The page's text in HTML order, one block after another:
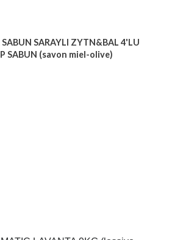
SABUN SARAYLI ZYTN&BAL 4'LU
SABUN (savon miel-olive)